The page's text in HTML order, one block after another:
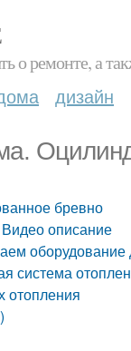
о ремонте, а
дизайн
бревно
описание
система
отопления